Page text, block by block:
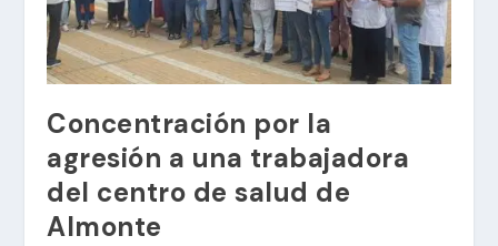
Concentración por la
agresión a una trabajadora
del centro de salud de
Almonte